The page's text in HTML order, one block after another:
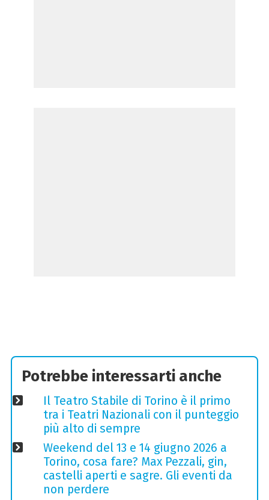
Potrebbe interessarti anche
Il Teatro Stabile di Torino è il primo
tra i Teatri Nazionali con il punteggio
più alto di sempre
Weekend del 13 e 14 giugno 2026 a
Torino, cosa fare? Max Pezzali, gin,
castelli aperti e sagre. Gli eventi da
non perdere